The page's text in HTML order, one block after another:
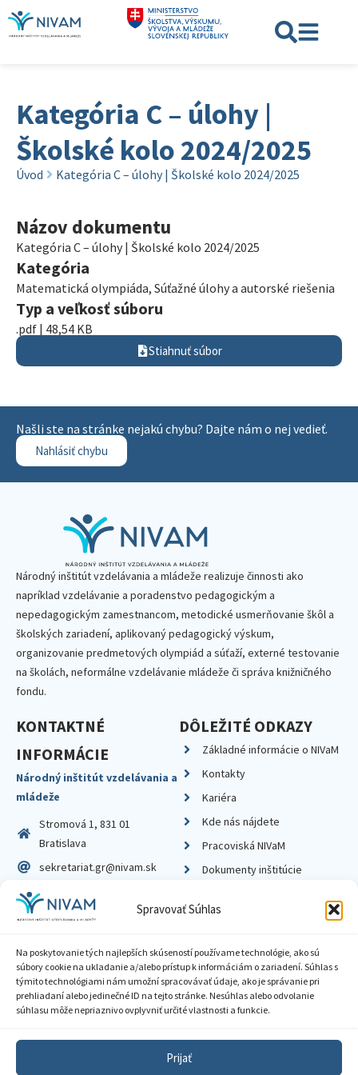
Spravovať Súhlas
Na poskytovanie tých najlepších skúseností používame technológie, ako sú
súbory cookie na ukladanie a/alebo prístup k informáciám o zariadení. Súhlas s
týmito technológiami nám umožní spracovávať údaje, ako je správanie pri
prehliadaní alebo jedinečné ID na tejto stránke. Nesúhlas alebo odvolanie
súhlasu môže nepriaznivo ovplyvniť určité vlastnosti a funkcie.
Prijať
Kategória C – úlohy |
Školské kolo 2024/2025
Úvod Kategória C – úlohy | Školské kolo 2024/2025
Názov dokumentu
Kategória C – úlohy | Školské kolo 2024/2025
Kategória
Matematická olympiáda, Súťažné úlohy a autorské riešenia
Typ a veľkosť súboru
.pdf | 48,54 KB
Stiahnuť súbor
Našli ste na stránke nejakú chybu? Dajte nám o nej vedieť.
Nahlásiť chybu
Národný inštitút vzdelávania a mládeže realizuje činnosti ako
napríklad vzdelávanie a poradenstvo pedagogickým a
nepedagogickým zamestnancom, metodické usmerňovanie škôl a
školských zariadení, aplikovaný pedagogický výskum,
organizovanie predmetových olympiád a súťaží, externé testovanie
na školách, neformálne vzdelávanie mládeže či správa knižničného
fondu.
KONTAKTNÉ
INFORMÁCIE
Národný inštitút vzdelávania a
mládeže
Stromová 1, 831 01
Bratislava
sekretariat.gr@nivam.sk
IČO: 00164348
DIČ: 2020798714
DÔLEŽITÉ ODKAZY
Základné informácie o NIVaM
Kontakty
Kariéra
Kde nás nájdete
Pracoviská NIVaM
Dokumenty inštitúcie
Zásady ochrany súkromia
Sprístupnenie informácií